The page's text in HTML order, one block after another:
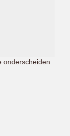
onderscheiden